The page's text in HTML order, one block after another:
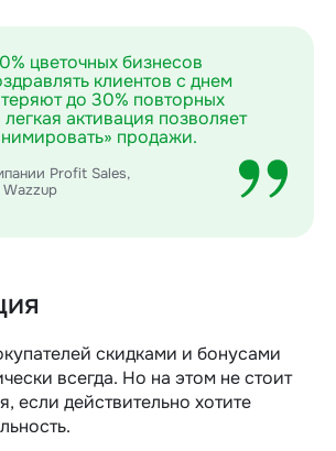
цветочных бизнесов
клиентов с днем
до 30% повторных
активация позволяет
продажи.
Profit Sales,
Wazzup
скидками и бонусами
всегда. Но на этом не стоит
если действительно хотите